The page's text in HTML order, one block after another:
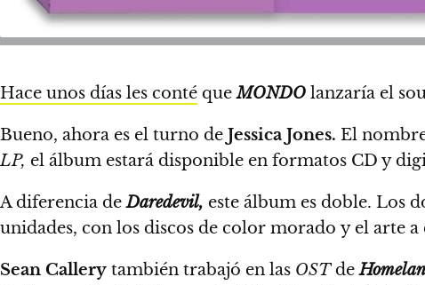
Hace unos días les conté queMONDO lanzaría el
Bueno, ahora es el turno de Jessica Jones. El
LP, el álbum estará disponible en formatos CD y
A diferencia deDaredevil, este álbum es doble. Los
unidades, con los discos de color morado y el arte a
Sean Callery también trabajó en las OSTde